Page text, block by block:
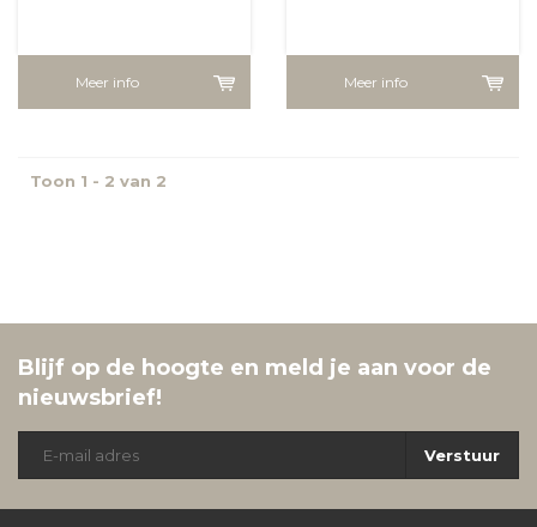
Meer info Meer info
Toon 1 - 2 van 2
Blijf op de hoogte en meld je aan voor de
nieuwsbrief!
Verstuur